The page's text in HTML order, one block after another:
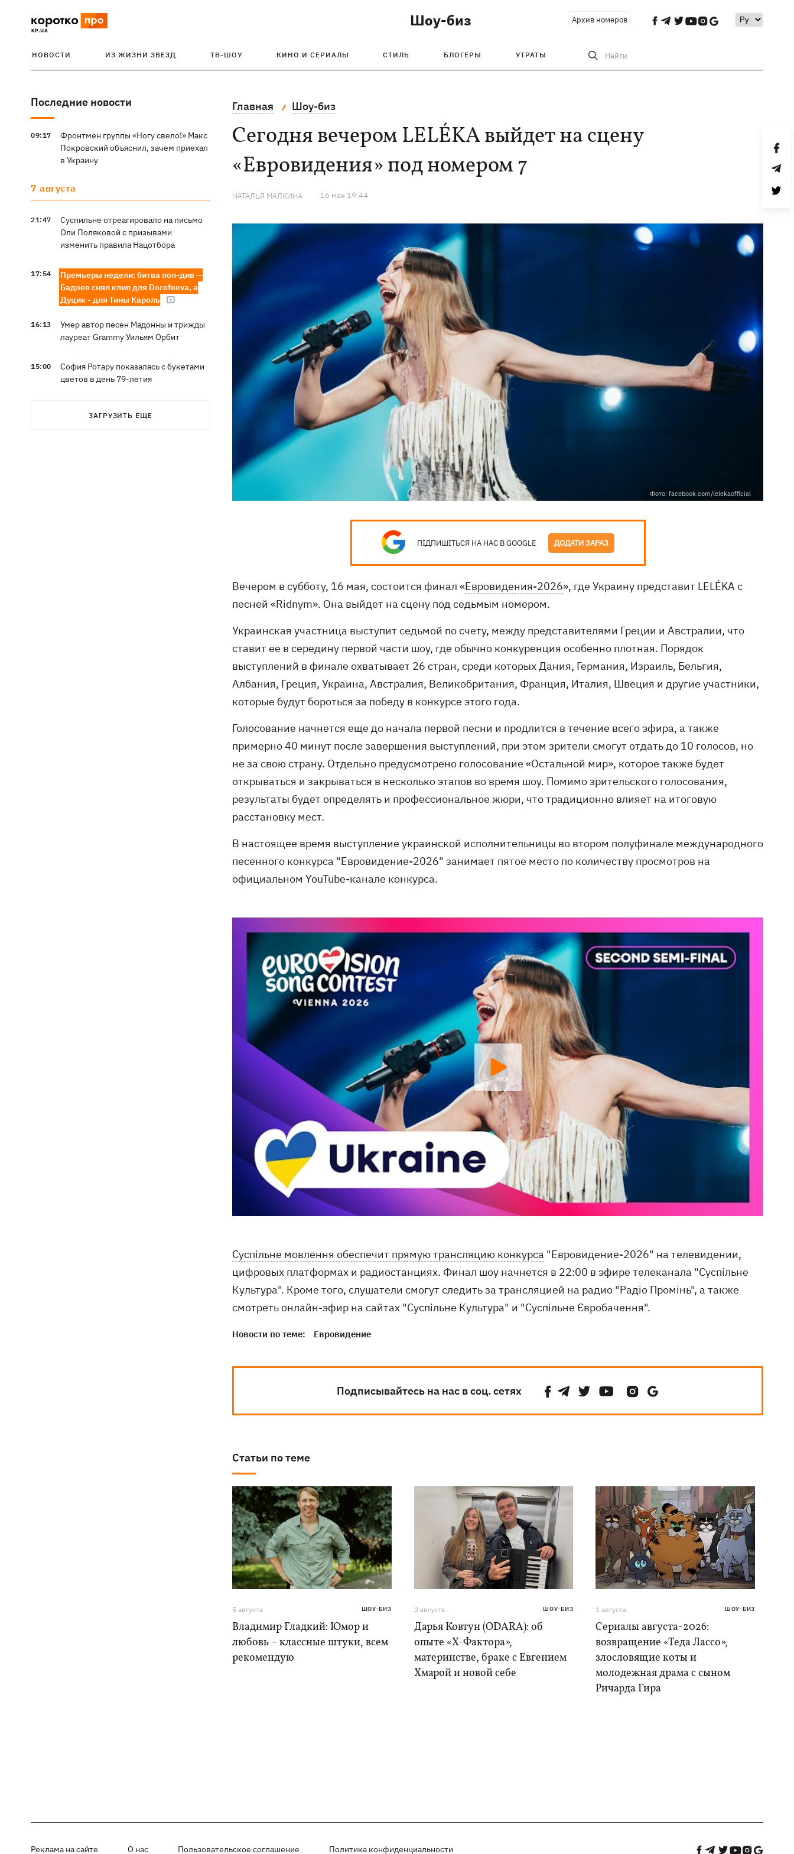
Шоу-биз Архив номеров
НОВОСТИ ИЗ ЖИЗНИ ЗВЕЗД ТВ-ШОУ КИНО И СЕРИАЛЫ СТИЛЬ БЛОГЕРЫ УТРАТЫ Найти
Последние новости
09:17
Фронтмен группы «Ногу свело!» Макс
Покровский объяснил, зачем приехал
в Украину
7 августа
21:47
Суспильне отреагировало на письмо
Оли Поляковой с призывами
изменить правила Нацотбора
17:54
Премьеры недели: битва поп-див —
Бадоев снял клип для Dorofeeva, а
Дуцик - для Тины Кароль
16:13
Умер автор песен Мадонны и трижды
лауреат Grammy Уильям Орбит
15:00
София Ротару показалась с букетами
цветов в день 79-летия
ЗАГРУЗИТЬ ЕЩЕ
Главная Шоу-биз
Сегодня вечером LELÉKA выйдет на сцену
«Евровидения» под номером 7
НАТАЛЬЯ МАЛКИНА 16 мая 19:44
Фото: facebook.com/lelekaofficial
ПІДПИШІТЬСЯ НА НАС В GOOGLE ДОДАТИ ЗАРАЗ
Вечером в субботу, 16 мая, состоится финал «Евровидения-2026», где Украину представит LELÉKA с
песней «Ridnym». Она выйдет на сцену под седьмым номером.
Украинская участница выступит седьмой по счету, между представителями Греции и Австралии, что
ставит ее в середину первой части шоу, где обычно конкуренция особенно плотная. Порядок
выступлений в финале охватывает 26 стран, среди которых Дания, Германия, Израиль, Бельгия,
Албания, Греция, Украина, Австралия, Великобритания, Франция, Италия, Швеция и другие участники,
которые будут бороться за победу в конкурсе этого года.
Голосование начнется еще до начала первой песни и продлится в течение всего эфира, а также
примерно 40 минут после завершения выступлений, при этом зрители смогут отдать до 10 голосов, но
не за свою страну. Отдельно предусмотрено голосование «Остальной мир», которое также будет
открываться и закрываться в несколько этапов во время шоу. Помимо зрительского голосования,
результаты будет определять и профессиональное жюри, что традиционно влияет на итоговую
расстановку мест.
В настоящее время выступление украинской исполнительницы во втором полуфинале международного
песенного конкурса "Евровидение-2026" занимает пятое место по количеству просмотров на
официальном YouTube-канале конкурса.
Суспільне мовлення обеспечит прямую трансляцию конкурса "Евровидение-2026" на телевидении,
цифровых платформах и радиостанциях. Финал шоу начнется в 22:00 в эфире телеканала "Суспільне
Культура". Кроме того, слушатели смогут следить за трансляцией на радио "Радіо Промінь", а также
смотреть онлайн-эфир на сайтах "Суспільне Культура" и "Суспільне Євробачення".
Новости по теме: Евровидение
Подписывайтесь на нас в соц. сетях
Статьи по теме
5 августа ШОУ-БИЗ
Владимир Гладкий: Юмор и
любовь – классные штуки, всем
рекомендую
2 августа ШОУ-БИЗ
Дарья Ковтун (ODARA): об
опыте «Х-Фактора»,
материнстве, браке с Евгением
Хмарой и новой себе
1 августа ШОУ-БИЗ
Сериалы августа-2026:
возвращение «Теда Лассо»,
злословящие коты и
молодежная драма с сыном
Ричарда Гира
Реклама на сайте О нас Пользовательское соглашение Политика конфиденциальности